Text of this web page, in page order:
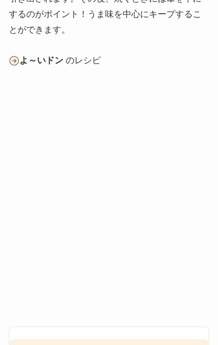
するのがポイント！うま味を中心にキープするこ
とができます。
よ～いドン のレシピ